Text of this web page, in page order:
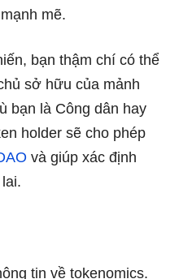
mẽ.
bạn thậm chí có thể
sở hữu của mảnh
bạn là Công dân hay
holder sẽ cho phép
và giúp xác định
tin về tokenomics.